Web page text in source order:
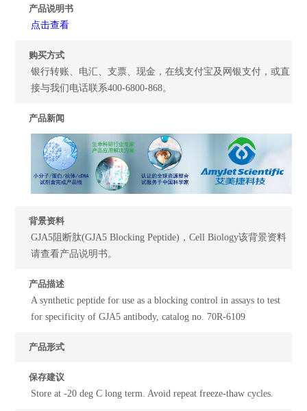
产品说明书
点击查看
购买方式
银行转账、电汇、支票、现金，在线支付宝及网银支付，或直
接与我们电话联系400-6800-868。
产品新闻
背景资料
GJA5阻断肽(GJA5 Blocking Peptide)，Cell Biology该背景资料
请查看产品说明书。
产品描述
A synthetic peptide for use as a blocking control in assays to test
for specificity of GJA5 antibody, catalog no. 70R-6109
产品形式
保存建议
Store at -20 deg C long term. Avoid repeat freeze-thaw cycles.